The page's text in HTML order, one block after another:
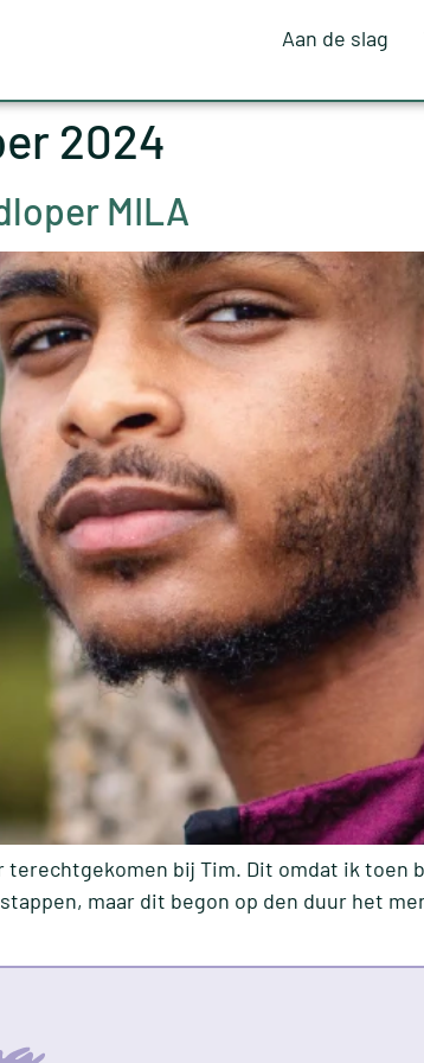
Aan de slag
2024
MILA
terechtgekomen bij Tim. Dit omdat ik
maar dit begon op den duur het